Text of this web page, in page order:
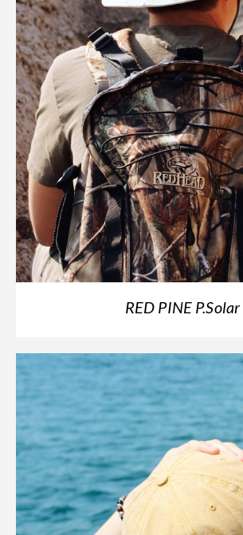
RED PINE P.Solar